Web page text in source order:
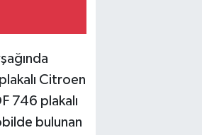
Citroen
746 plakalı
bulunan